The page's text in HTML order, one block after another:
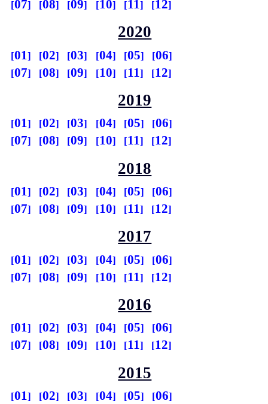
07 08 09 10 11 12
2020
01 02 03 04 05
06
07
08 09 10 11 12
2019
01 02 03 04 05
06
07
08 09 10 11 12
2018
01 02 03 04 05
06
07
08 09 10 11 12
2017
01 02 03 04 05
06
07
08 09 10 11 12
2016
01 02 03 04 05
06
07
08 09 10 11 12
2015
01 02 03 04 05
06